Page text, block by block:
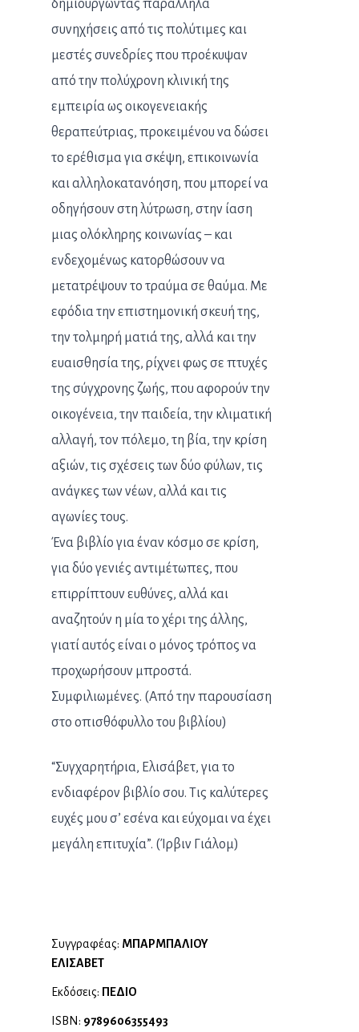
δημιουργώντας παράλληλα
συνηχήσεις από τις πολύτιμες και
μεστές συνεδρίες που προέκυψαν
από την πολύχρονη κλινική της
εμπειρία ως οικογενειακής
θεραπεύτριας, προκειμένου να δώσει
το ερέθισμα για σκέψη, επικοινωνία
και αλληλοκατανόηση, που μπορεί να
οδηγήσουν στη λύτρωση, στην ίαση
μιας ολόκληρης κοινωνίας – και
ενδεχομένως κατορθώσουν να
μετατρέψουν το τραύμα σε θαύμα. Με
εφόδια την επιστημονική σκευή της,
την τολμηρή ματιά της, αλλά και την
ευαισθησία της, ρίχνει φως σε πτυχές
της σύγχρονης ζωής, που αφορούν την
οικογένεια, την παιδεία, την κλιματική
αλλαγή, τον πόλεμο, τη βία, την κρίση
αξιών, τις σχέσεις των δύο φύλων, τις
ανάγκες των νέων, αλλά και τις
αγωνίες τους.
Ένα βιβλίο για έναν κόσμο σε κρίση,
για δύο γενιές αντιμέτωπες, που
επιρρίπτουν ευθύνες, αλλά και
αναζητούν η μία το χέρι της άλλης,
γιατί αυτός είναι ο μόνος τρόπος να
προχωρήσουν μπροστά.
Συμφιλιωμένες. (Από την παρουσίαση
στο οπισθόφυλλο του βιβλίου)
“Συγχαρητήρια, Ελισάβετ, για το
ενδιαφέρον βιβλίο σου. Τις καλύτερες
ευχές μου σ’ εσένα και εύχομαι να έχει
μεγάλη επιτυχία”. (Ίρβιν Γιάλομ)
Συγγραφέας: ΜΠΑΡΜΠΑΛΙΟΥ
ΕΛΙΣΑΒΕΤ
Εκδόσεις: ΠΕΔΙΟ
ISBN: 9789606355493